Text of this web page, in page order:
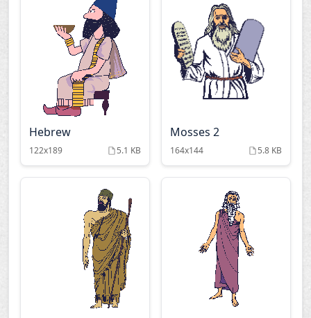
Hebrew
122x189 5.1 KB
Mosses 2
164x144 5.8 KB